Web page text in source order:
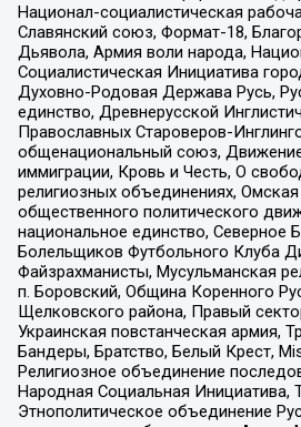
Национал-социалистическая
Славянский союз, Формат-18,
Дьявола, Армия воли народа,
Социалистическая Инициатива
Духовно-Родовая Держава Русь,
единство, Древнерусской
Православных Староверов-
общенациональный союз, Движение
иммиграции, Кровь и Честь, О
религиозных объединениях, Омская
общественного политического
национальное единство, Северное
Болельщиков Футбольного Клуба
Файзрахманисты, Мусульманская
п. Боровский, Община Коренного
Щелковского района, Правый
Украинская повстанческая армия,
Бандеры, Братство, Белый Крест,
Религиозное объединение
Народная Социальная Инициатива,
Этнополитическое объединение